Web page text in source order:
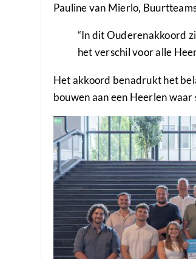
Pauline van Mierlo,
“In dit Ouderenakkoord
het verschil voor alle
Het akkoord benadrukt het
bouwen aan een Heerlen